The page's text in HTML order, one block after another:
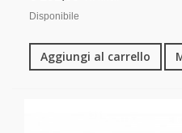
Disponibile
Aggiungi al carrello